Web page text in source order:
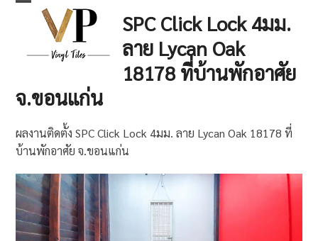
Open
mobile
Close
mobile
SPC Click Lock 4มม.
ลาย Lycan Oak
18178 ที่บ้านพักอาศัย
จ.ขอนแก่น
ผลงานติดตั้ง SPC Click Lock 4มม. ลาย Lycan Oak 18178 ที่
บ้านพักอาศัย จ.ขอนแก่น